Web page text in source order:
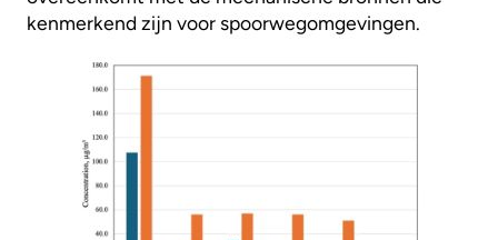
kenmerkend zijn voor spoorwegomgevingen.